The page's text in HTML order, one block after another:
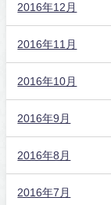
2016年12月
2016年11月
2016年10月
2016年9月
2016年8月
2016年7月